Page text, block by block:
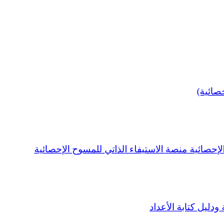
منصة الاستيفاء الذاتي للمسوح الإحصائية
كتابة الأعداد